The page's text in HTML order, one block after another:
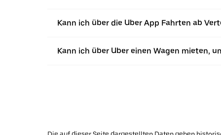
Kann ich über die Uber App Fahrten ab
Kann ich über Uber einen Wagen mieten,